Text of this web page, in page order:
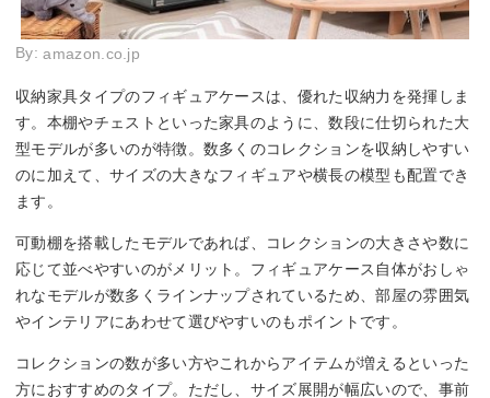
By:amazon.co.jp
収納家具タイプのフィギュアケースは、優れた収納力を発揮しま
す。本棚やチェストといった家具のように、数段に仕切られた大
型モデルが多いのが特徴。数多くのコレクションを収納しやすい
のに加えて、サイズの大きなフィギュアや横長の模型も配置でき
ます。
可動棚を搭載したモデルであれば、コレクションの大きさや数に
応じて並べやすいのがメリット。フィギュアケース自体がおしゃ
れなモデルが数多くラインナップされているため、部屋の雰囲気
やインテリアにあわせて選びやすいのもポイントです。
コレクションの数が多い方やこれからアイテムが増えるといった
方におすすめのタイプ。ただし、サイズ展開が幅広いので、事前